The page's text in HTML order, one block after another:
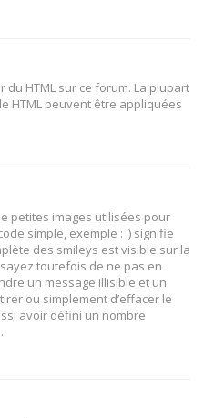
du HTML sur ce forum. La plupart
HTML peuvent être appliquées
petites images utilisées pour
simple, exemple : :) signifie
des smileys est visible sur la
toutefois de ne pas en
un message illisible et un
ou simplement d’effacer le
avoir défini un nombre